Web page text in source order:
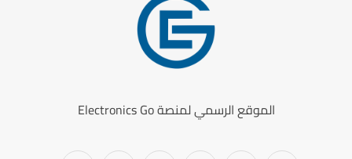
الموقع الرسمي لمنصة Electronics Go